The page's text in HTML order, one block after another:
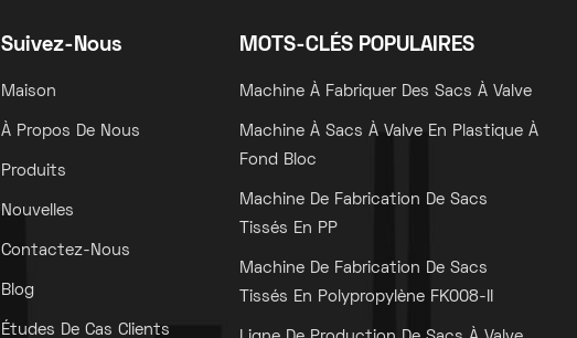
Suivez-Nous
Maison
À Propos De Nous
Produits
Nouvelles
Contactez-Nous
Blog
Études De Cas Clients
MOTS-CLÉS POPULAIRES
Machine À Fabriquer Des Sacs À Valve
Machine À Sacs À Valve En Plastique À
Fond Bloc
Machine De Fabrication De Sacs
Tissés En PP
Machine De Fabrication De Sacs
Tissés En Polypropylène FK008-II